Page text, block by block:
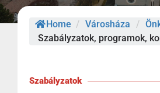
Home / Városháza /
Szabályzatok, programok,
Szabályzatok